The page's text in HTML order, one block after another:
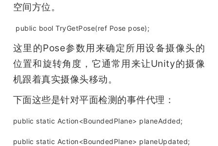
空间方位。
public bool TryGetPose(ref Pose pose);
这里的Pose参数用来确定所用设备摄像头的
位置和旋转角度，它通常用来让Unity的摄像
机跟着真实摄像头移动。
下面这些是针对平面检测的事件代理：
public static Action<BoundedPlane> planeAdded;
public static Action<BoundedPlane> planeUpdated;